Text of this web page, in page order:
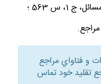
امام، استفتاءات، ج 1، س 39 ؛ فاضل، جامع المسائل، ج 1، س 563 ؛
و فتاواي مراجع
تقليد خود تماس